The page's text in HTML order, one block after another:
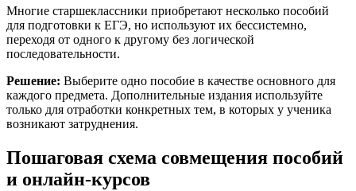
Многие старшеклассники приобретают несколько пособий
для подготовки к ЕГЭ, но используют их бессистемно,
переходя от одного к другому без логической
последовательности.
Решение: Выберите одно пособие в качестве основного для
каждого предмета. Дополнительные издания используйте
только для отработки конкретных тем, в которых у ученика
возникают затруднения.
Пошаговая схема совмещения пособий
и онлайн-курсов